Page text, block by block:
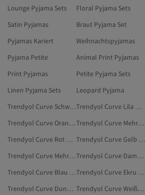
Lounge Pyjama Sets
Floral Pyjama Sets
Satin Pyjamas
Braut Pyjama Set
Pyjamas Kariert
Weihnachtspyjamas
Pyjama Petite
Animal Print Pyjamas
Print Pyjamas
Petite Pyjama Sets
Linen Pyjama Sets
Leopard Pyjama
Trendyol Curve Schwarz Pyjama-Unterteile In Übergröße
Trendyol Curve Lila Pyjama-Sets In Übergröße
Trendyol Curve Orange Pyjama-Sets In Übergröße
Trendyol Curve Mehrfarbig Pyjama-Unterteile In Übergröße
Trendyol Curve Rot Pyjama-Sets
Trendyol Curve Gelb Pyjama-Unterteile In Übergröße
Trendyol Curve Mehrfarbig Pyjama-Sets
Trendyol Curve Damen Pyjama-Sets
Trendyol Curve Blau Pyjama-Unterteile In Übergröße
Trendyol Curve Ekru Pyjama-Unterteile In Übergröße
Trendyol Curve Dunkelblau Pyjama-Unterteile In Übergröße
Trendyol Curve Weiß Pyjama-Unterteile In Übergröße